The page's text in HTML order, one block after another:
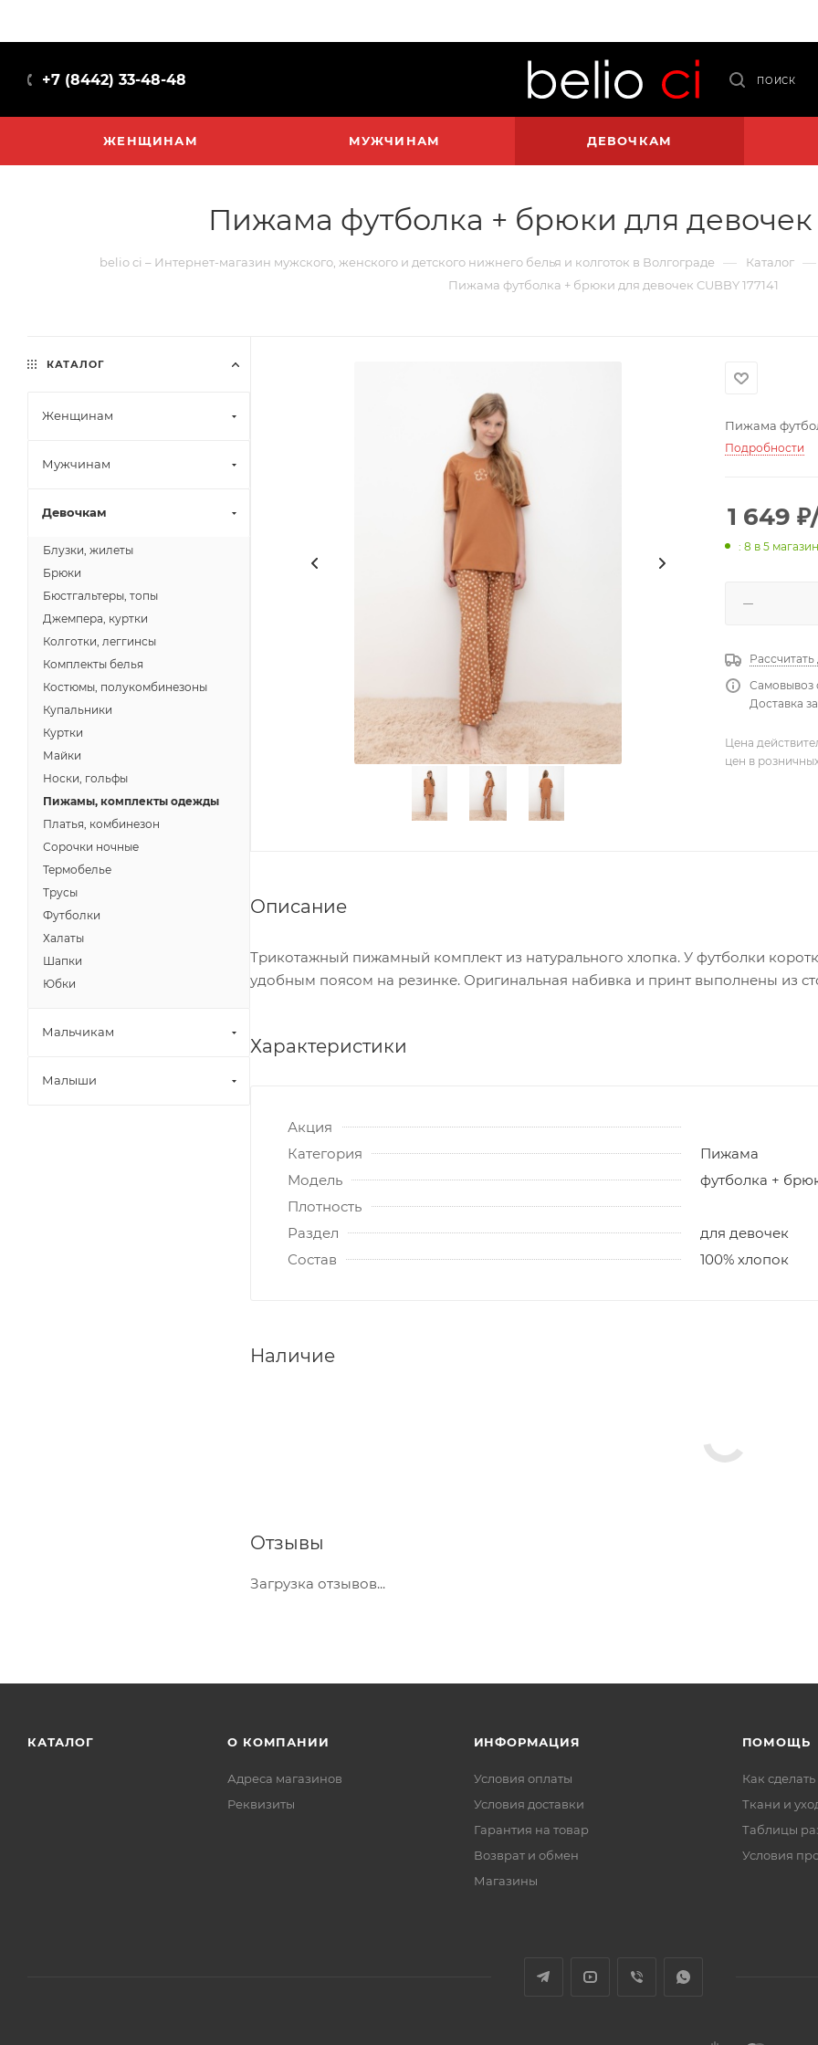
+7 (8442) 33-48-48 ПОИСК
ЖЕНЩИНАМ МУЖЧИНАМ ДЕВОЧКАМ
Пижама футболка + брюки для девочек
belio ci – Интернет-магазин мужского, женского и детского нижнего белья и колготок в Волгограде — Каталог —
Пижама футболка + брюки для девочек CUBBY 177141
Пижама
Подробности
1 649 ₽
: 8 в 5
Рассчитать
Самовывоз
Доставка
Цена
цен в
Описание
Трикотажный пижамный комплект из натурального хлопка. У футболки
удобным поясом на резинке. Оригинальная набивка и принт выполнены из
Характеристики
Акция
Категория
Пижама
Модель
футболка +
Плотность
Раздел
для девочек
Состав
100% хлопок
Наличие
Отзывы
Загрузка отзывов...
КАТАЛОГ
Женщинам
Мужчинам
Девочкам
Блузки, жилеты
Брюки
Бюстгальтеры, топы
Джемпера, куртки
Колготки, леггинсы
Комплекты белья
Костюмы, полукомбинезоны
Купальники
Куртки
Майки
Носки, гольфы
Пижамы, комплекты одежды
Платья, комбинезон
Сорочки ночные
Термобелье
Трусы
Футболки
Халаты
Шапки
Юбки
Мальчикам
Малыши
КАТАЛОГ О КОМПАНИИ
Адреса магазинов
Реквизиты
ИНФОРМАЦИЯ
Условия оплаты
Условия доставки
Гарантия на товар
Возврат и обмен
Магазины
ПОМОЩЬ
Как сделать
Ткани и
Таблицы
Условия